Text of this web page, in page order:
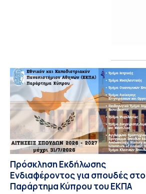
Πρόσκληση Εκδήλωσης
Ενδιαφέροντος για σπουδές στο
Παράρτημα Κύπρου του ΕΚΠΑ